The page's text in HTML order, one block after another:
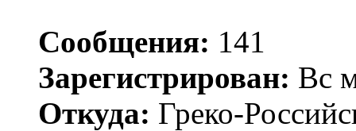
Сообщения: 141
Зарегистрирован: Вс
Откуда: Греко-